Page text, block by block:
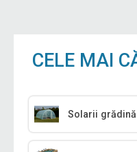
CELE MAI
Solarii grădină